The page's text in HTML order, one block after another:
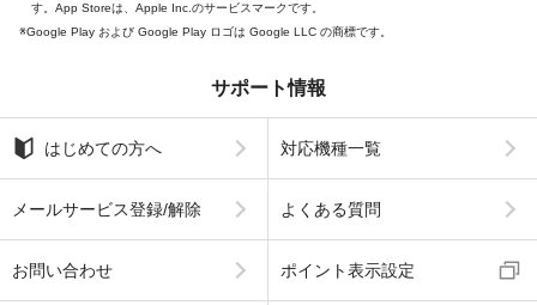
す。App Storeは、Apple Inc.のサービスマークです。
Google Play および Google Play ロゴは Google LLC の商標です。
サポート情報
はじめての方へ 対応機種一覧
メールサービス登録/解除 よくある質問
お問い合わせ ポイント表示設定